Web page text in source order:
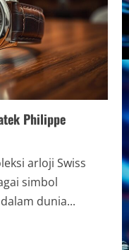
Philippe
arloji Swiss
simbol
dunia...